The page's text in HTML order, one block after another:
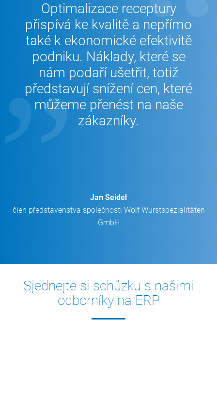
Optimalizace receptury
přispívá ke kvalitě a nepřímo
také k ekonomické efektivitě
podniku. Náklady, které se
nám podaří ušetřit, totiž
představují snížení cen, které
můžeme přenést na naše
zákazníky.
Jan Seidel
člen představenstva společnosti Wolf Wurstspezialitäten
GmbH
Sjednejte si schůzku s našimi
odborníky na ERP